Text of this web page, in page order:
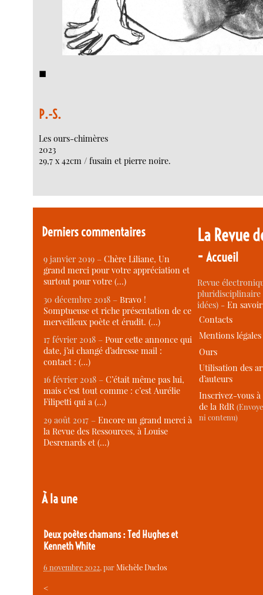
◼︎
P.-S.
Les ours-chimères
2023
29,7 x 42cm / fusain et pierre noire.
Derniers commentaires
9 janvier 2019 –Chère Liliane, Un
grand merci pour votre appréciation et
surtout pour votre (…)
30 décembre 2018 –Bravo !
Somptueuse et riche présentation de ce
merveilleux poète et érudit. (…)
17 février 2018 –Pour cette annonce qui
date, j’ai changé d’adresse mail :
contact : (…)
16 février 2018 –C’était même pas lui,
mais c’est tout comme : c’est Aurélie
Filipetti qui a (…)
29 août 2017 –Encore un grand merci à
la Revue des Ressources, à Louise
Desrenards et (…)
À la une
Deux poètes chamans : Ted Hughes et
Kenneth White
6 novembre 2022, parMichèle Duclos
<
La Revue
-Accueil
Revue
idées) -En
Contacts
Mentions légales
Ours
Utilisation des
d’auteurs
Inscrivez-vous
de la RdR
ni contenu)